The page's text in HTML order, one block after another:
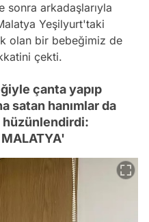
sonra arkadaşlarıyla
Yeşilyurt'taki
olan bir bebeğimiz de
çekti.
çanta yapıp
satan hanımlar da
hüzünlendirdi:
MALATYA'